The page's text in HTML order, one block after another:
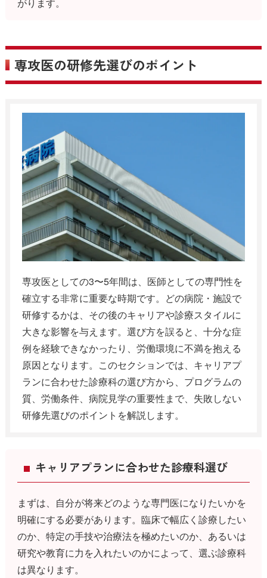
専攻医の研修先選びのポイント
専攻医としての3〜5年間は、医師としての専門性を
確立する非常に重要な時期です。どの病院・施設で
研修するかは、その後のキャリアや診療スタイルに
大きな影響を与えます。選び方を誤ると、十分な症
例を経験できなかったり、労働環境に不満を抱える
原因となります。このセクションでは、キャリアプ
ランに合わせた診療科の選び方から、プログラムの
質、労働条件、病院見学の重要性まで、失敗しない
研修先選びのポイントを解説します。
キャリアプランに合わせた診療科選び
まずは、自分が将来どのような専門医になりたいかを
明確にする必要があります。臨床で幅広く診療したい
のか、特定の手技や治療法を極めたいのか、あるいは
研究や教育に力を入れたいのかによって、選ぶ診療科
は異なります。